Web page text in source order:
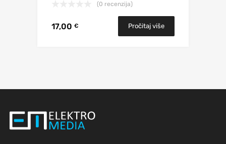
(0 recenzija)
17,00 € Pročitaj više